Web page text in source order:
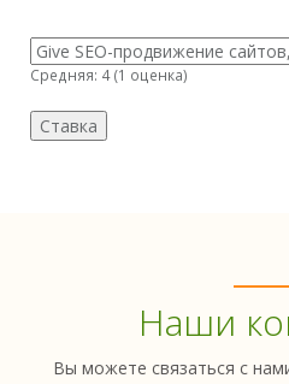
Средняя: 4 (1 оценка)
Наши
Вы можете связаться с